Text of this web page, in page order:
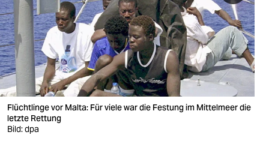
berlin
nord
wahrheit
verlag
verlag
Flüchtlinge vor Malta: Für viele war die Festung im Mittelmeer die
letzte Rettung
Bild: dpa